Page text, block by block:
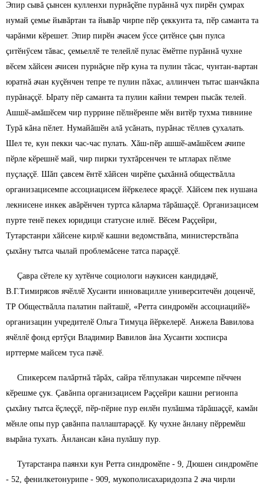
Эпир сывă çынсен кулленхи пурнăçӗпе пурăннă чух пирӗн çумрах
нумай çемье йывăртан та йывăр чирпе пӗр çеккунта та, пӗр саманта та
чарăнми кӗрешет. Эпир пирӗн ачасем ӳссе çитӗнсе çын пулса
çитӗнӳсем тăвас, çемьеллӗ те телейлӗ пулас ӗмӗтпе пурăннă чухне
вӗсем хăйсен ачисен пурнăçне пӗр куна та пулин тăсас, чунтан-вартан
юратнă ачан куçӗнчен тепре те пулин пăхас, аллинчен тытас шанчăкпа
пурăнаççӗ. Ырату пӗр саманта та пулин кайни темрен пысăк телей.
Ашшӗ-амăшӗсем чир пуррине пӗлнӗренпе мӗн витӗр тухма тивнине
Турă кăна пӗлет. Нумайăшӗн алă усăнать, пурăнас тӗллев çухалать.
Шел те, кун пекки час-час пулать. Хăш-пӗр ашшӗ-амăшӗсем ачипе
пӗрле кӗрешнӗ май, чир пирки тухтăрсенчен те ытларах пӗлме
пуçлаççӗ. Шăп çавсем ӗнтӗ хăйсен чирӗпе çыхăннă обществăлла
организацисемпе ассоциацисем йӗркелесе яраççӗ. Хăйсем пек нушана
лекнисене инкек авăрӗнчен туртса кăларма тăрăшаççӗ. Организацисем
пурте тенӗ пекех юридици статусне илнӗ. Вӗсем Раççейри,
Тутарстанри хăйсене кирлӗ кашни ведомствăпа, министерствăпа
çыхăну тытса чылай проблемăсене татса параççӗ.
Çавра сӗтеле ку хутӗнче социологи наукисен кандидачӗ,
В.Г.Тимирясов ячӗллӗ Хусанти инновацилле университечӗн доценчӗ,
ТР Обществăлла палатин пайташӗ, «Ретта синдромӗн ассоциацийӗ»
организацин учредителӗ Ольга Тимуца йӗркелерӗ. Анжела Вавилова
ячӗллӗ фонд ертӳçи Владимир Вавилов ăна Хусанти хосписра
ирттерме майсем туса пачӗ.
Спикерсем палăртнă тăрăх, сайра тӗлпулакан чирсемпе пӗччен
кӗрешме çук. Çавăнпа организацисем Раççейри кашни регионпа
çыхăну тытса ӗçлеççӗ, пӗр-пӗрне пур енлӗн пулăшма тăрăшаççӗ, камăн
мӗнле опы пур çавăнпа паллаштараççӗ. Ку чухне ăнлану пӗрремӗш
вырăна тухать. Ăнлансан кăна пулăшу пур.
Тутарстанра паянхи кун Ретта синдромӗпе - 9, Дюшен синдромӗпе
- 52, фенилкетонурипе - 909, мукополисахаридозпа 2 ача чирли